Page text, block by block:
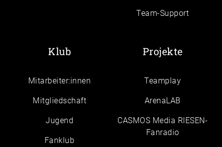
Team-Support
Klub
Mitarbeiter:innen
Mitgliedschaft
Jugend
Fanklub
Projekte
Teamplay
ArenaLAB
CASMOS Media RIESEN-
Fanradio